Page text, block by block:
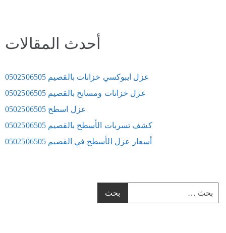
أحدث المقالات
عزل ايبوكسي خزانات بالقصيم 0502506505
عزل خزانات ومسابح بالقصيم 0502506505
عزل اسطح 0502506505
كشف تسربات الأسطح بالقصيم 0502506505
أسعار عزل الأسطح في القصيم 0502506505